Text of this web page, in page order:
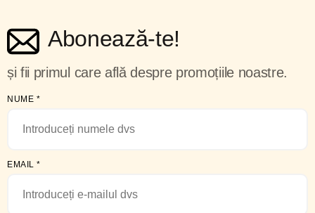
Abonează-te!
și fii primul care află despre promoțiile noastre.
NUME *
EMAIL *